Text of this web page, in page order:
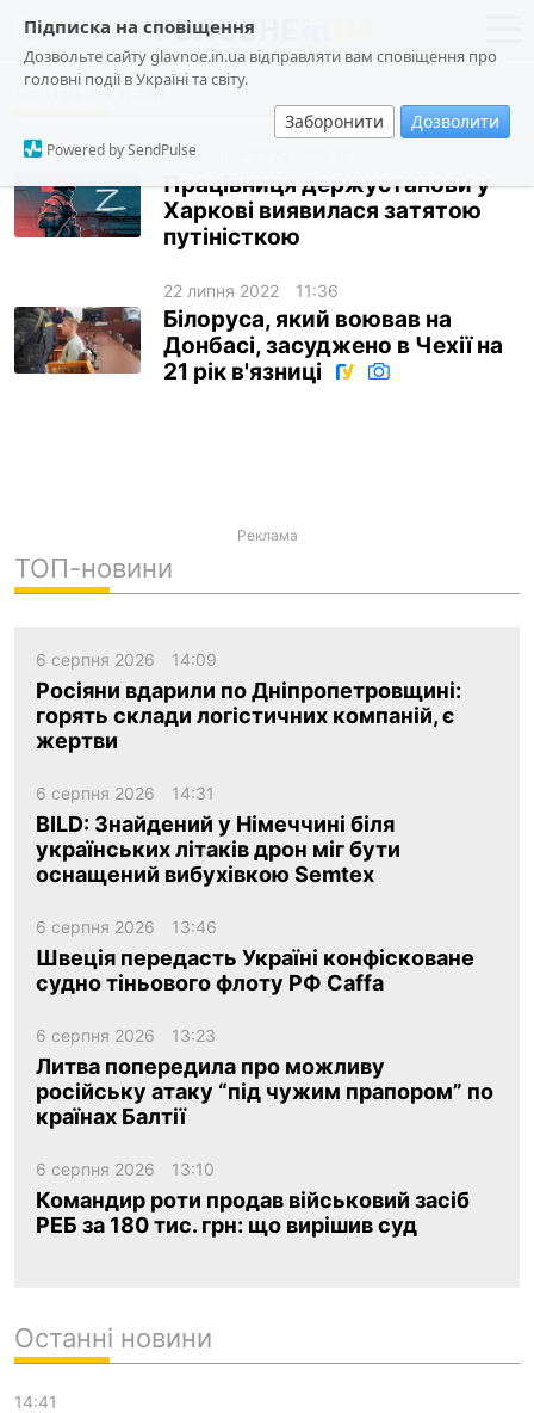
Підписка на сповіщення
Дозвольте сайту glavnoe.in.ua відправляти вам сповіщення про
головні події в Україні та світу.
Заборонити Дозволити
Powered by SendPulse
новини
про проєкт
суспільство
події
техно
спорт
лонгріди
ua ru en
сепаратизм
31 серпня 2022
Працівниця держустанови у
Харкові виявилася затятою
путіністкою
22 липня 2022 11:36
Білоруса, який воював на
Донбасі, засуджено в Чехії на
21 рік в'язниці
Реклама
ТОП-новини
6 серпня 2026 14:09
Росіяни вдарили по Дніпропетровщині:
горять склади логістичних компаній, є
жертви
6 серпня 2026 14:31
BILD: Знайдений у Німеччині біля
українських літаків дрон міг бути
оснащений вибухівкою Semtex
6 серпня 2026 13:46
Швеція передасть Україні конфісковане
судно тіньового флоту РФ Caffa
6 серпня 2026 13:23
Литва попередила про можливу
російську атаку “під чужим прапором” по
країнах Балтії
6 серпня 2026 13:10
Командир роти продав військовий засіб
РЕБ за 180 тис. грн: що вирішив суд
Останні новини
14:41